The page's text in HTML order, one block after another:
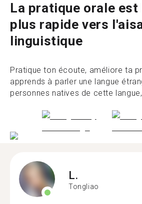
La pratique orale est
plus rapide vers
linguistique
Pratique ton écoute, améliore ta
apprends à parler une langue
personnes natives de cette
L.
Tongliao